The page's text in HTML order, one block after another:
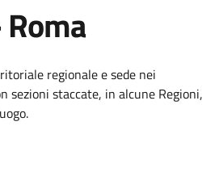
regionale e sede nei
sezioni staccate, in alcune Regioni,